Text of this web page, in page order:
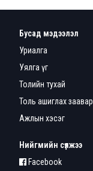
Бусад мэдээлэл
Уриалга
Уялга үг
Толийн тухай
Толь ашиглах заавар
Ажлын хэсэг
Нийгмийн сүлжээ
Facebook